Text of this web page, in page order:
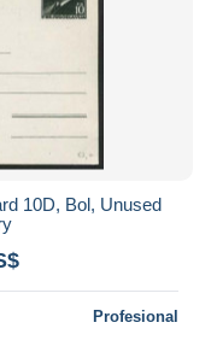
10D, Bol, Unused
Profesional